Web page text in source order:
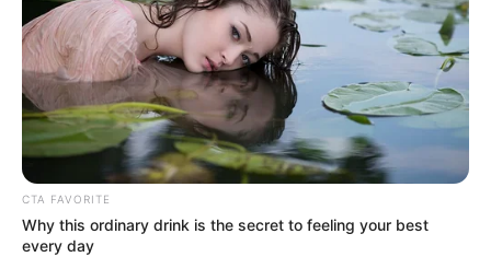
mellett döntöttek. A műsorvezető immár
szingliként eresztette ki a fáradt gőzt, amikor
nemrégiben Till Attiláékkal bulizott. Most A Nagy
Ő-ként próbál szerencsét.
CTA FAVORITE
Why this ordinary drink is the secret to feeling your best
every day